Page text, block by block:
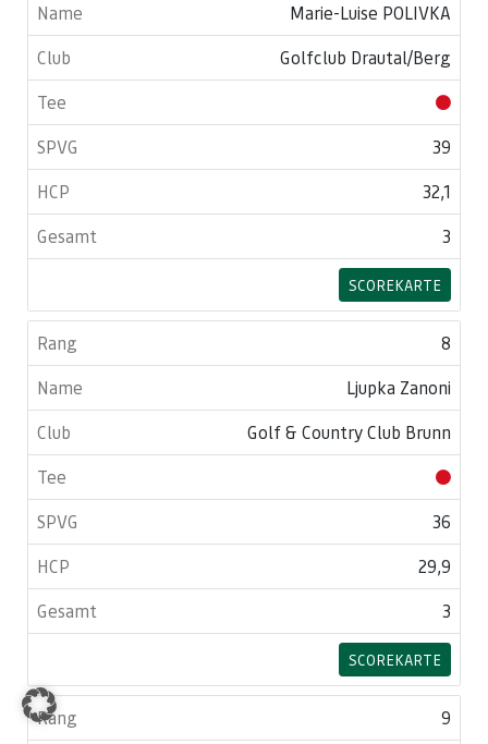
Marie-Luise POLIVKA
Golfclub Drautal/Berg
39
32,1
3
SCOREKARTE
8
Ljupka Zanoni
Golf & Country Club Brunn
36
29,9
3
SCOREKARTE
9